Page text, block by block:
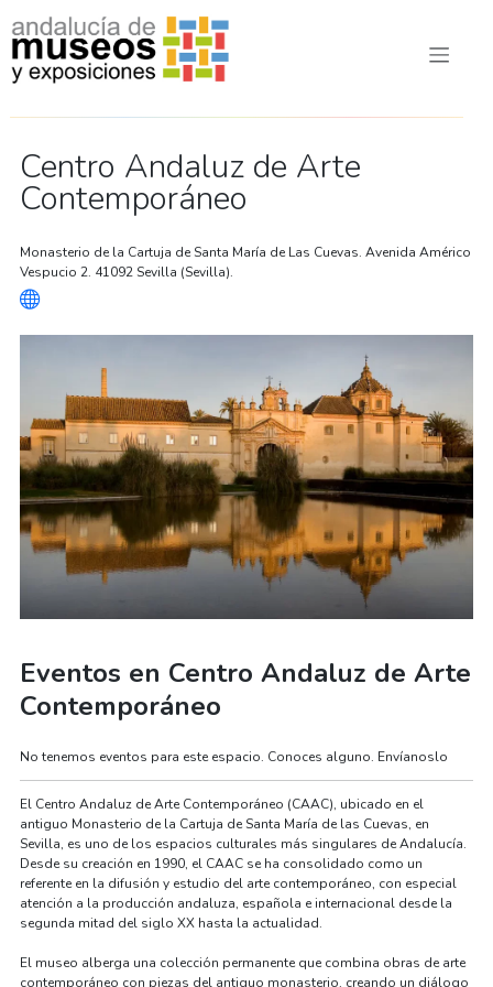
Centro Andaluz de Arte
Contemporáneo
Monasterio de la Cartuja de Santa María de Las Cuevas. Avenida Américo
Vespucio 2. 41092 Sevilla (Sevilla).
Eventos en Centro Andaluz de Arte
Contemporáneo
No tenemos eventos para este espacio. Conoces alguno. Envíanoslo
El Centro Andaluz de Arte Contemporáneo (CAAC), ubicado en el
antiguo Monasterio de la Cartuja de Santa María de las Cuevas, en
Sevilla, es uno de los espacios culturales más singulares de Andalucía.
Desde su creación en 1990, el CAAC se ha consolidado como un
referente en la difusión y estudio del arte contemporáneo, con especial
atención a la producción andaluza, española e internacional desde la
segunda mitad del siglo XX hasta la actualidad.
El museo alberga una colección permanente que combina obras de arte
contemporáneo con piezas del antiguo monasterio, creando un diálogo